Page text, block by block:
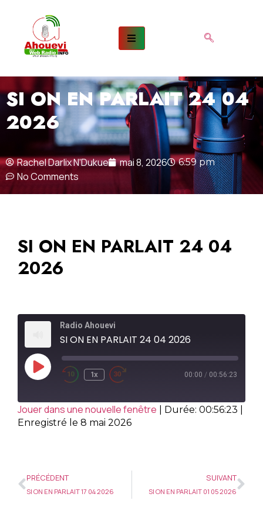
SI ON EN PARLAIT 24 04
2026
Rachel Darlix N'Dukue mai 8, 2026 6:59 pm
No Comments
SI ON EN PARLAIT 24 04
2026
Radio Ahouevi
SI ON EN PARLAIT 24 04 2026
1x 00:00 / 00:56:23
Jouer dans une nouvelle fenêtre Durée: 00:56:23
Enregistré le 8 mai 2026
PRÉCÉDENT
SI ON EN PARLAIT 17 04 2026
SUIVANT
SI ON EN PARLAIT 01 05 2026